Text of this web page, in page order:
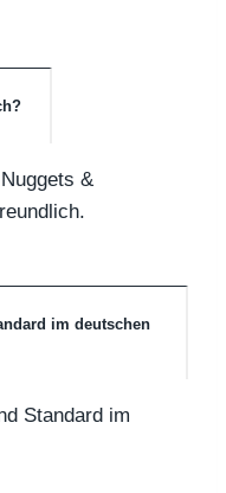
&
im deutschen
Standard im